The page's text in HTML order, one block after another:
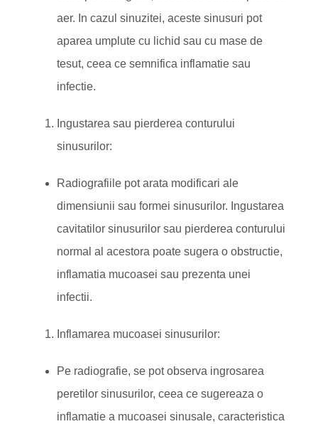
aer. In cazul sinuzitei, aceste sinusuri pot
aparea umplute cu lichid sau cu mase de
tesut, ceea ce semnifica inflamatie sau
infectie.
Ingustarea sau pierderea conturului
sinusurilor:
Radiografiile pot arata modificari ale
dimensiunii sau formei sinusurilor. Ingustarea
cavitatilor sinusurilor sau pierderea conturului
normal al acestora poate sugera o obstructie,
inflamatia mucoasei sau prezenta unei
infectii.
Inflamarea mucoasei sinusurilor:
Pe radiografie, se pot observa ingrosarea
peretilor sinusurilor, ceea ce sugereaza o
inflamatie a mucoasei sinusale, caracteristica